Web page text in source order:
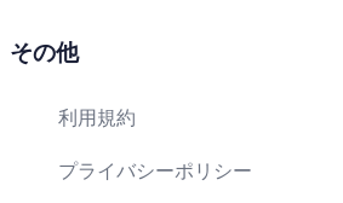
その他
利用規約
プライバシーポリシー